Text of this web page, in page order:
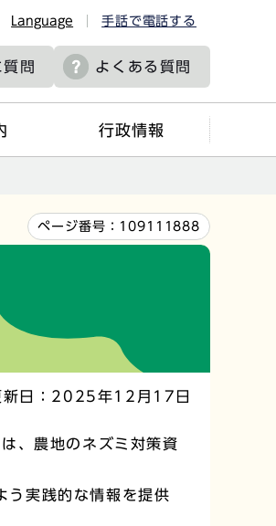
Language 手話で電話する
質問 よくある質問
行政情報
ページ番号： 109111888
新日：2025年12月17日
、農地のネズミ対策資
う実践的な情報を提供